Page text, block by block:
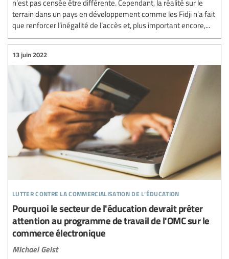
n’est pas censée être différente. Cependant, la réalité sur le
terrain dans un pays en développement comme les Fidji n’a fait
que renforcer l’inégalité de l’accès et, plus important encore,...
lutter contre la commercialisation de l’éducation
13 juin 2022
Pourquoi le secteur de l'éducation devrait prêter
attention au programme de travail de l'OMC sur le
commerce électronique
Michael Geist